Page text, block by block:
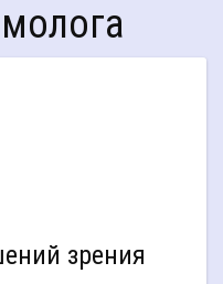
зрения